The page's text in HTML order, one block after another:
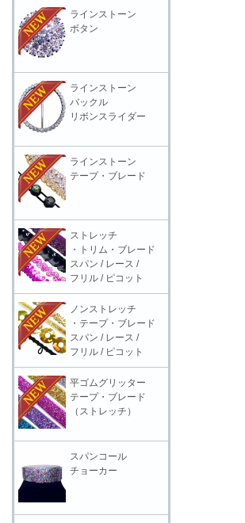
ラインストーン
ボタン
ラインストーン
バックル
リボンスライダー
ラインストーン
テープ・ブレード
ストレッチ
・トリム・ブレード
スパン / レース /
フリル / ピコット
ノンストレッチ
・テープ・ブレード
スパン / レース /
フリル / ピコット
平ゴムグリッター
テープ・ブレード
（ストレッチ）
スパンコール
チョーカー